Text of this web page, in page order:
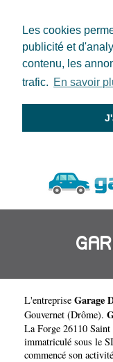
Les cookies
publicité et
contenu, les
trafic. En savoir
L'entreprise Garage
Gouvernet (Drôme).
La Forge 26110 Saint
immatriculé sous le
commencé son